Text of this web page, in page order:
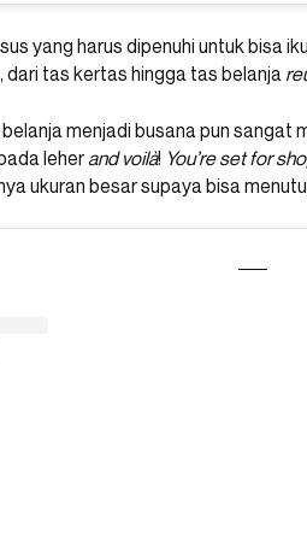
yang harus dipenuhi untuk bisa
dari tas kertas hingga tas belanja
menjadi busana pun sangat
leherand voilà! You’re set for
ukuran besar supaya bisa